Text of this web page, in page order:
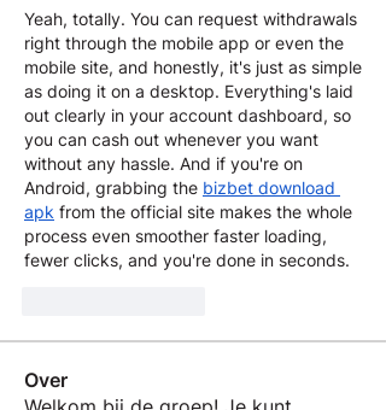
Yeah, totally. You can request withdrawals
right through the mobile app or even the
mobile site, and honestly, it's just as simple
as doing it on a desktop. Everything's laid
out clearly in your account dashboard, so
you can cash out whenever you want
without any hassle. And if you're on
Android, grabbing the bizbet download
apk from the official site makes the whole
process even smoother faster loading,
fewer clicks, and you're done in seconds.
Over